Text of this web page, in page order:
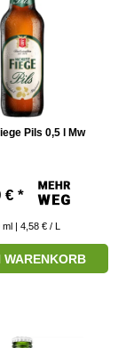
Pils 0,5 l Mw
€ *
ml | 4,58 € / L
WARENKORB